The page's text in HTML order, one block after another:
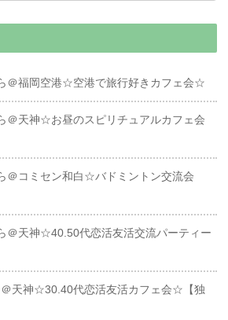
＠福岡空港☆空港で旅行好きカフェ会☆
＠天神☆お昼のスピリチュアルカフェ会
＠コミセン和白☆バドミントン交流会
＠天神☆40.50代恋活友活交流パーティー
天神☆30.40代恋活友活カフェ会☆【独